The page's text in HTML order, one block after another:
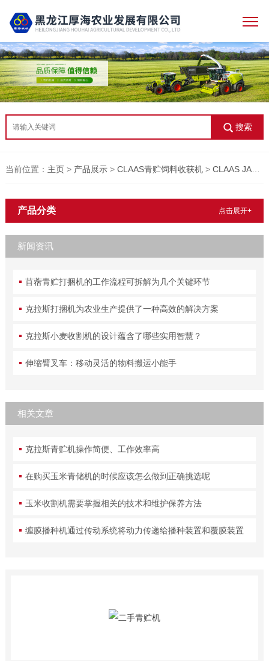
搜索
当前位置： 主页> 产品展示> CLAAS青贮饲料收获机> CLAAS JAGUAR 800系列
产品分类 点击展开+
新闻资讯
苜蓿青贮打捆机的工作流程可拆解为几个关键环节
克拉斯打捆机为农业生产提供了一种高效的解决方案
克拉斯小麦收割机的设计蕴含了哪些实用智慧？
伸缩臂叉车：移动灵活的物料搬运小能手
相关文章
克拉斯青贮机操作简便、工作效率高
在购买玉米青储机的时候应该怎么做到正确挑选呢
玉米收割机需要掌握相关的技术和维护保养方法
缠膜播种机通过传动系统将动力传递给播种装置和覆膜装置